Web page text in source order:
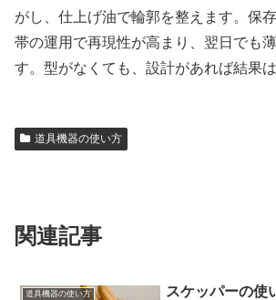
がし、仕上げ油で輪郭を整えます。保
帯の運用で再現性が高まり、翌日でも
す。型がなくても、設計があれば結果は
道具機器の使い方
関連記事
道具機器の使い方
スケッパーの使